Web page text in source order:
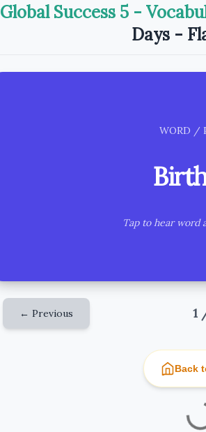
Global Success 5 -
Days -
WORD /
Tap to hear word
The anniversary of the
← Previous 1
Back